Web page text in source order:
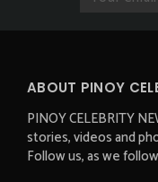
ABOUT PINOY
PINOY CELEBRITY
stories, videos and
Follow us, as we